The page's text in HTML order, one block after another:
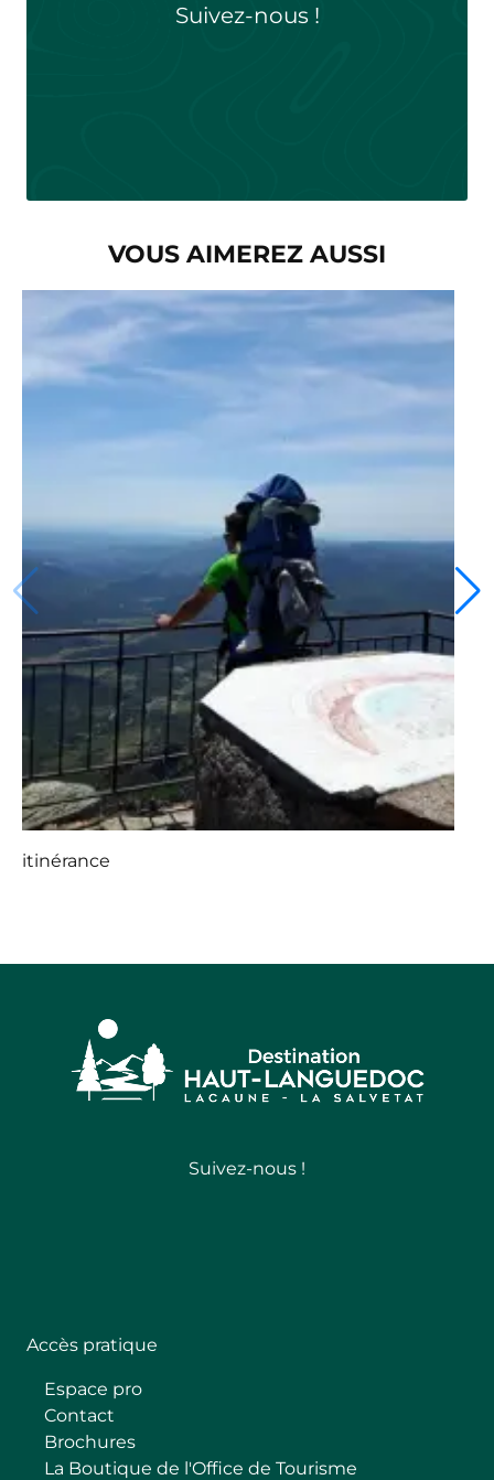
Suivez-nous !
VOUS AIMEREZ AUSSI
itinérance
Suivez-nous !
Accès pratique
Espace pro
Contact
Brochures
La Boutique de l'Office de Tourisme